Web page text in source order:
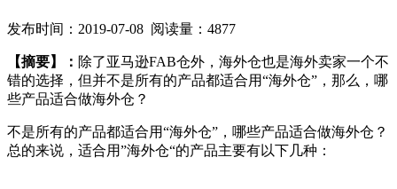
发布时间：2019-07-08 阅读量：4877
【摘要】： 除了亚马逊FAB仓外，海外仓也是海外卖家一个不
错的选择，但并不是所有的产品都适合用“海外仓”，那么，哪
些产品适合做海外仓？
不是所有的产品都适合用“海外仓”，哪些产品适合做海外仓？
总的来说，适合用”海外仓“的产品主要有以下几种：